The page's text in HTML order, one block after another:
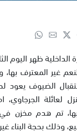
ظهر اليوم
غير المعترف بها،
الضيوف يعود
لعائلة
تم هدم مخزن في
وذلك بحجة البناء